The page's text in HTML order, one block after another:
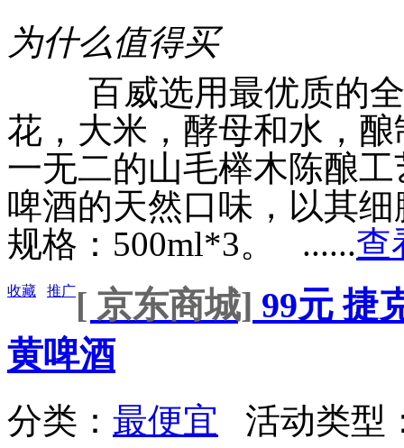
为什么值得买
百威选用最优质的全
花，大米，酵母和水，
一无二的山毛榉木陈酿
啤酒的天然口味，以其
规格：500ml*3。 ......查
收藏 推广[ 京东商城] 99元 捷
黄啤酒
分类： 最便宜 活动类型